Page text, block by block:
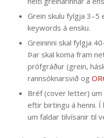
Grein skulu fylgja 3–5
keywords á ensku.
Greininni skal fylgja
Þar skal koma fram
prófgráður (grein,
rannsóknarsvið og
Bréf (cover letter) um
eftir birtingu á henni. Í
um faldar tilvísanir til